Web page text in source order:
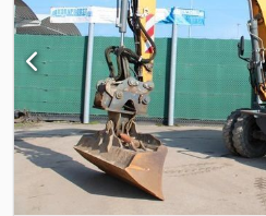
allgemeinen Identifizierung des
Gewährleistung im kaufrechtlichen
ist die Beschreibung gemäß
generell ohne neue TÜV-Abnahme.
erwünscht, unterbreiten wir Ihnen
Partnerwerkstätten! Fahrzeug
und/oder beschriftet sein. Es gelten
und Zahlungsbedingungen.